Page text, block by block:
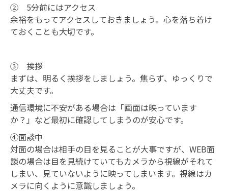
② 5分前にはアクセス
余裕をもってアクセスしておきましょう。心を落ち着け
ておくことも大切です。
③ 挨拶
まずは、明るく挨拶をしましょう。焦らず、ゆっくりで
大丈夫です。
通信環境に不安がある場合は「画面は映っています
か？」など最初に確認してしまうのが安心です。
④面談中
対面の場合は相手の目を見ることが大事ですが、WEB面
談の場合は目を見続けていてもカメラから視線がそれて
しまい、見ていないように映ってしまいます。視線はカ
メラに向くように意識しましょう。